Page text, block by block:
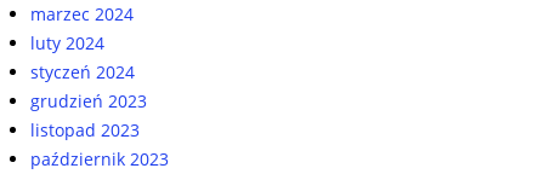
marzec 2024
luty 2024
styczeń 2024
grudzień 2023
listopad 2023
październik 2023